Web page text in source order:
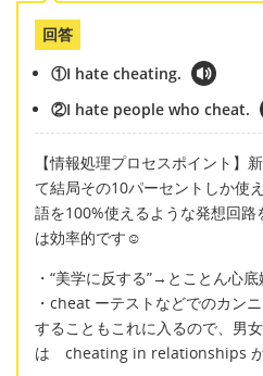
回答
①I hate cheating.
②I hate people who cheat.
【情報処理プロセスポイント】
て結局その10パーセントしか使
語を100%使えるような発想回
は効率的です☺
・“美学に反する”→とことん
・cheat ーテストなどでのカン
することもこれに入るので、男
は cheating in relationships が